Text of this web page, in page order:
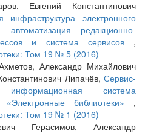
Евгений Константинович
инфраструктура электронного
автоматизация редакционно-
и система сервисов ,
Том 19 № 5 (2016)
Александр Михайлович
Липачёв, Сервис-
информационная система
библиотеки» ,
Том 19 № 1 (2016)
Герасимов, Александр